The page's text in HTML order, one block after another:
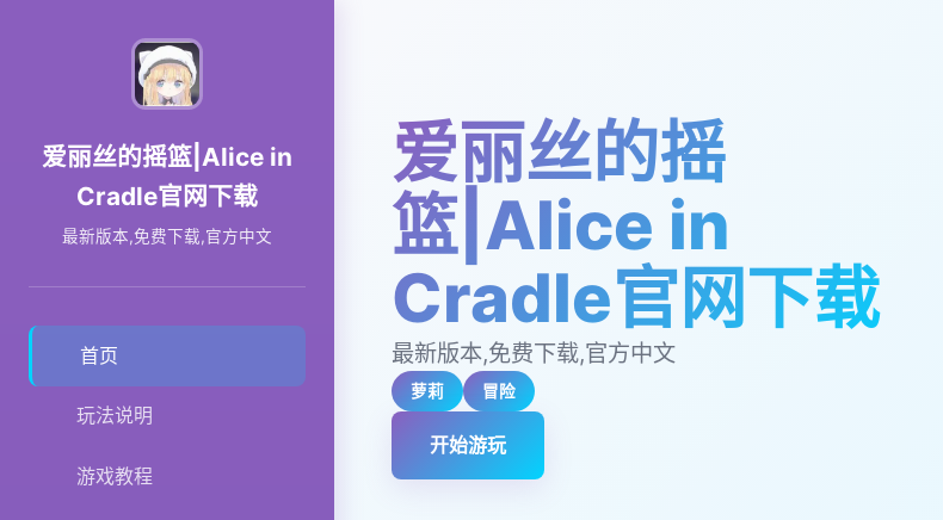
爱丽丝的摇篮|Alice in
Cradle官网下载
最新版本,免费下载,官方中文
首页
玩法说明
游戏教程
爱丽丝的摇
篮|Alice in
Cradle官网下载
最新版本,免费下载,官方中文
萝莉 冒险
开始游玩